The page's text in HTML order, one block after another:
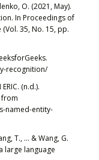
O. (2021, May).
In Proceedings of
(Vol. 35, No. 15, pp.
recognition/
. (n.d.).
from
named-entity-
T., … & Wang, G.
large language